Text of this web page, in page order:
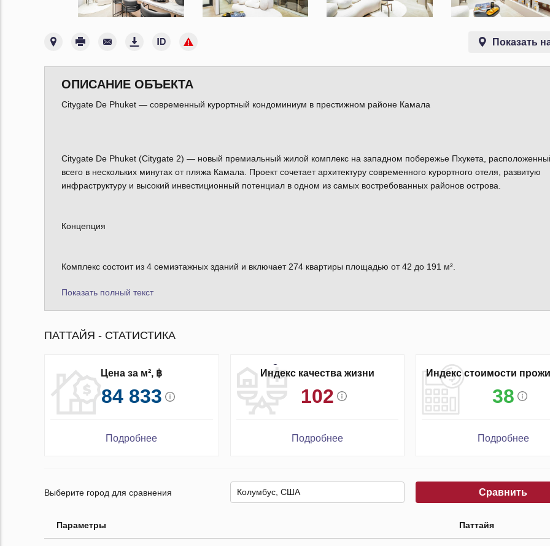
Показать
ОПИСАНИЕ ОБЪЕКТА
Citygate De Phuket — современный курортный кондоминиум в престижном районе Камала
Citygate De Phuket (Citygate 2) — новый премиальный жилой комплекс на западном побережье Пхукета,
всего в нескольких минутах от пляжа Камала. Проект сочетает архитектуру современного курортного отеля, развитую
инфраструктуру и высокий инвестиционный потенциал в одном из самых востребованных районов острова.
Концепция
Комплекс состоит из 4 семиэтажных зданий и включает 274 квартиры площадью от 42 до 191 м².
Показать полный текст
ПАТТАЙЯ - СТАТИСТИКА
Цена за м², ฿
84 833
Подробнее
Индекс качества жизни
102
Подробнее
Индекс стоимости
38
Подробнее
Выберите город для сравнения Сравнить
Параметры Паттайя